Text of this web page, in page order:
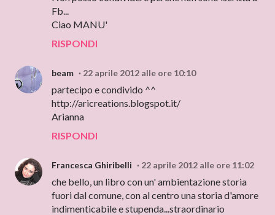
Fb...
Ciao MANU'
RISPONDI
beam 22 aprile 2012 alle ore 10:10
partecipo e condivido ^^
http://aricreations.blogspot.it/
Arianna
RISPONDI
Francesca Ghiribelli 22 aprile 2012 alle ore 11:02
che bello, un libro con un' ambientazione storia
fuori dal comune, con al centro una storia d'amore
indimenticabile e stupenda...straordinario